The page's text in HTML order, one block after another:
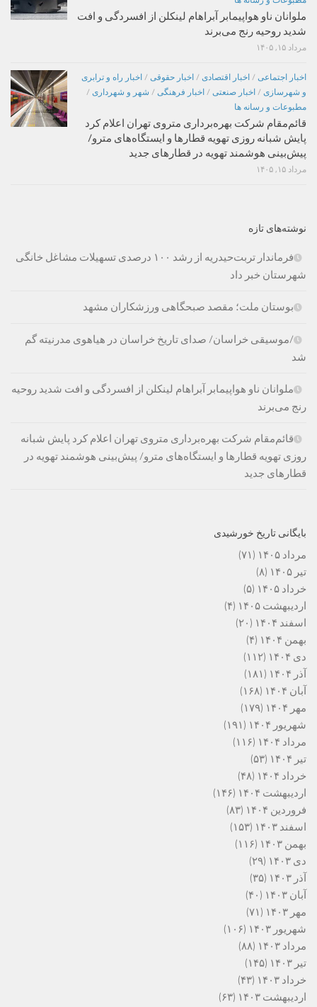
ملوانان ناو هواپیمابر آبراهام لینکلن از افسردگی و افت
شدید روحیه رنج می‌برند
مرداد ۱۵, ۱۴۰۵
اخبار اجتماعی / اخبار اقتصادی / اخبار حقوقی / اخبار راه و ترابری
و شهرسازی / اخبار صنعتی / اخبار فرهنگی / شهر و شهرداری /
مطبوعات و رسانه ها
قائم‌مقام شرکت بهره‌برداری متروی تهران اعلام کرد
پایش شبانه روزی تهویه قطارها و ایستگاه‌های مترو/
پیش‌بینی هوشمند تهویه در قطارهای جدید
مرداد ۱۵, ۱۴۰۵
نوشته‌های تازه
فرماندار تربت‌حیدریه از رشد ۱۰۰ درصدی تسهیلات مشاغل خانگی
شهرستان خبر داد
بوستان ملت؛ مقصد صبحگاهی ورزشکاران مشهد
/موسیقی خراسان/ صدای تاریخ خراسان در هیاهوی مدرنیته گم
شد
ملوانان ناو هواپیمابر آبراهام لینکلن از افسردگی و افت شدید روحیه
رنج می‌برند
قائم‌مقام شرکت بهره‌برداری متروی تهران اعلام کرد پایش شبانه
روزی تهویه قطارها و ایستگاه‌های مترو/ پیش‌بینی هوشمند تهویه در
قطارهای جدید
بایگانی تاریخ خورشیدی
مرداد ۱۴۰۵
(۷۱)
تیر ۱۴۰۵
(۸)
خرداد ۱۴۰۵
(۵)
اردیبهشت ۱۴۰۵
(۴)
اسفند ۱۴۰۴
(۲۰)
بهمن ۱۴۰۴
(۴)
دی ۱۴۰۴
(۱۱۲)
آذر ۱۴۰۴
(۱۸۱)
آبان ۱۴۰۴
(۱۶۸)
مهر ۱۴۰۴
(۱۷۹)
شهریور ۱۴۰۴
(۱۹۱)
مرداد ۱۴۰۴
(۱۱۶)
تیر ۱۴۰۴
(۵۳)
خرداد ۱۴۰۴
(۴۸)
اردیبهشت ۱۴۰۴
(۱۴۶)
فروردین ۱۴۰۴
(۸۳)
اسفند ۱۴۰۳
(۱۵۳)
بهمن ۱۴۰۳
(۱۱۶)
دی ۱۴۰۳
(۲۹)
آذر ۱۴۰۳
(۳۵)
آبان ۱۴۰۳
(۴۰)
مهر ۱۴۰۳
(۷۱)
شهریور ۱۴۰۳
(۱۰۶)
مرداد ۱۴۰۳
(۸۸)
تیر ۱۴۰۳
(۱۴۵)
خرداد ۱۴۰۳
(۴۳)
اردیبهشت ۱۴۰۳
(۶۳)